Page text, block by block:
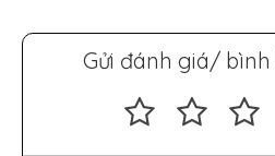
Gửi đánh giá/